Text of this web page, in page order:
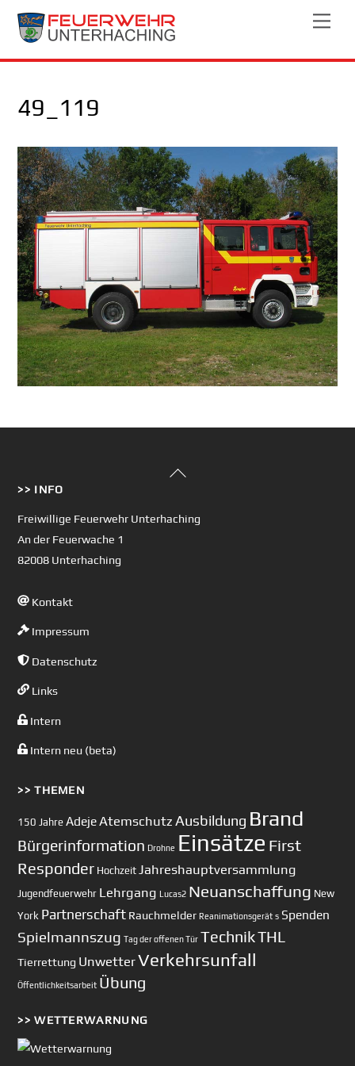
Skip
49_119
Back
>> INFO
Freiwillige Feuerwehr Unterhaching
An der Feuerwache 1
82008 Unterhaching
Kontakt
Impressum
Datenschutz
Links
Intern
Intern neu (beta)
>> THEMEN
150 Jahre AdejeAtemschutz Ausbildung Brand
Bürgerinformation Drohne Einsätze First
Responder Hochzeit Jahreshauptversammlung
Jugendfeuerwehr Lehrgang Lucas2 Neuanschaffung New
York Partnerschaft Rauchmelder Reanimationsgerät s Spenden
Spielmannszug Tag der offenen Tür TechnikTHL
Tierrettung UnwetterVerkehrsunfall
Öffentlichkeitsarbeit Übung
>> WETTERWARNUNG